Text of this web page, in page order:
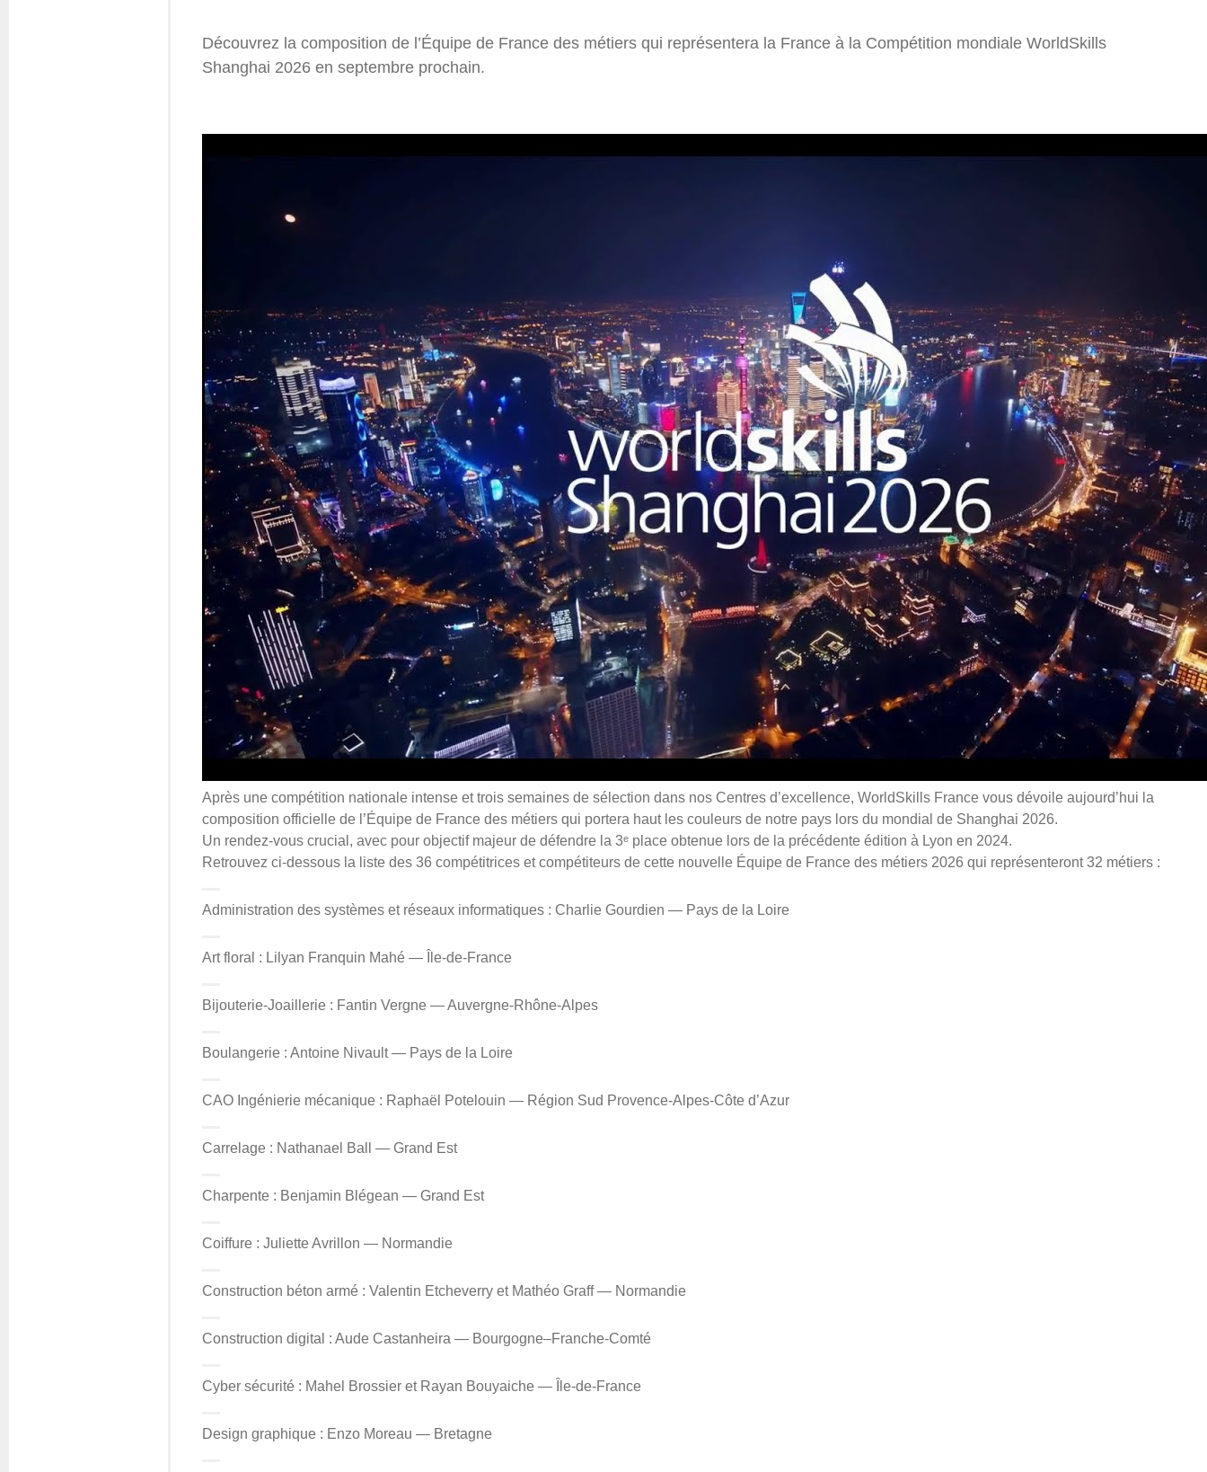
Espace presse
Inscription à la newsletter
Découvrez la composition de l’Équipe de France des métiers qui représentera la France à la Compétition mondiale WorldSkills
Shanghai 2026 en septembre prochain.
Après une compétition nationale intense et trois semaines de sélection dans nos Centres d’excellence, WorldSkills France vous dévoile aujourd’hui la
composition officielle de l’Équipe de France des métiers qui portera haut les couleurs de notre pays lors du mondial de Shanghai 2026.
Un rendez-vous crucial, avec pour objectif majeur de défendre la 3ᵉ place obtenue lors de la précédente édition à Lyon en 2024.
Retrouvez ci-dessous la liste des 36 compétitrices et compétiteurs de cette nouvelle Équipe de France des métiers 2026 qui représenteront 32 métiers :
Administration des systèmes et réseaux informatiques : Charlie Gourdien — Pays de la Loire
Art floral : Lilyan Franquin Mahé — Île-de-France
Bijouterie-Joaillerie : Fantin Vergne — Auvergne-Rhône-Alpes
Boulangerie : Antoine Nivault — Pays de la Loire
CAO Ingénierie mécanique : Raphaël Potelouin — Région Sud Provence-Alpes-Côte d’Azur
Carrelage : Nathanael Ball — Grand Est
Charpente : Benjamin Blégean — Grand Est
Coiffure : Juliette Avrillon — Normandie
Construction béton armé : Valentin Etcheverry et Mathéo Graff — Normandie
Construction digital : Aude Castanheira — Bourgogne–Franche-Comté
Cyber sécurité : Mahel Brossier et Rayan Bouyaiche — Île-de-France
Design graphique : Enzo Moreau — Bretagne